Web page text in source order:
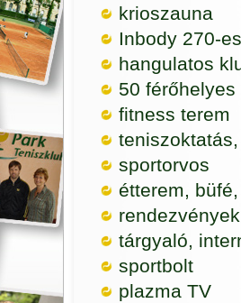
krioszauna
Inbody 270-
hangulatos
50
fitness terem
sportorvos
étterem,
tárgyaló,
sportbolt
plazma TV